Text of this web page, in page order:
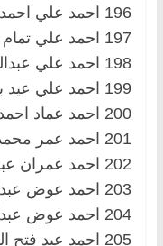
196 احمد علي احمد علي الخطيب
197 احمد علي تمام سالم
198 احمد علي عبدالرازق
199 احمد علي عيد بديني
200 احمد عماد احمد عزوز
201 احمد عمر محمد احمد
202 احمد عمران عبدالحميد
203 احمد عوض عبدالسلام شعيب
204 احمد عوض عبدالله
205 احمد عيد فتح الله حسين